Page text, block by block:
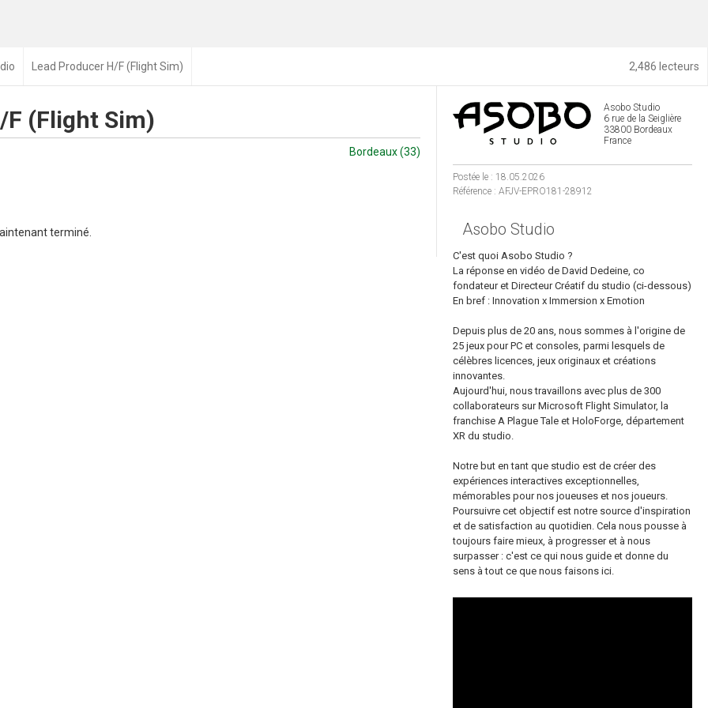
2,486 lecteurs
Lead Producer H/F (Flight Sim)
Asobo Studio
6 rue de la Seiglière
33800 Bordeaux
France
Postée le : 18.05.2026
Référence : AFJV-EPRO181-28912
Asobo Studio
C'est quoi Asobo Studio ?
La réponse en vidéo de David Dedeine, co
fondateur et Directeur Créatif du studio (ci-dessous)
En bref : Innovation x Immersion x Emotion
Depuis plus de 20 ans, nous sommes à l'origine de
25 jeux pour PC et consoles, parmi lesquels de
célèbres licences, jeux originaux et créations
innovantes.
Aujourd'hui, nous travaillons avec plus de 300
collaborateurs sur Microsoft Flight Simulator, la
franchise A Plague Tale et HoloForge, département
XR du studio.
Notre but en tant que studio est de créer des
expériences interactives exceptionnelles,
mémorables pour nos joueuses et nos joueurs.
Poursuivre cet objectif est notre source d'inspiration
et de satisfaction au quotidien. Cela nous pousse à
toujours faire mieux, à progresser et à nous
surpasser : c'est ce qui nous guide et donne du
sens à tout ce que nous faisons ici.
F (Flight Sim)
Bordeaux (33)
terminé.